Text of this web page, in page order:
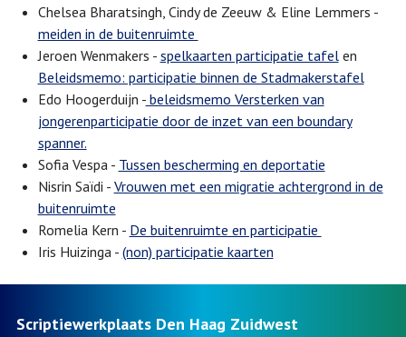
Chelsea Bharatsingh, Cindy de Zeeuw & Eline Lemmers -
meiden in de buitenruimte
Jeroen Wenmakers - spelkaarten participatie tafelen
Beleidsmemo: participatie binnen de Stadmakerstafel
Edo Hoogerduijn -beleidsmemo Versterken van
jongerenparticipatie door de inzet van een boundary
spanner.
Sofia Vespa - Tussen bescherming en deportatie
Nisrin Saïdi - Vrouwen met een migratie achtergrond in de
buitenruimte
Romelia Kern - De buitenruimte en participatie
Iris Huizinga - (non) participatie kaarten
Scriptiewerkplaats Den Haag Zuidwest